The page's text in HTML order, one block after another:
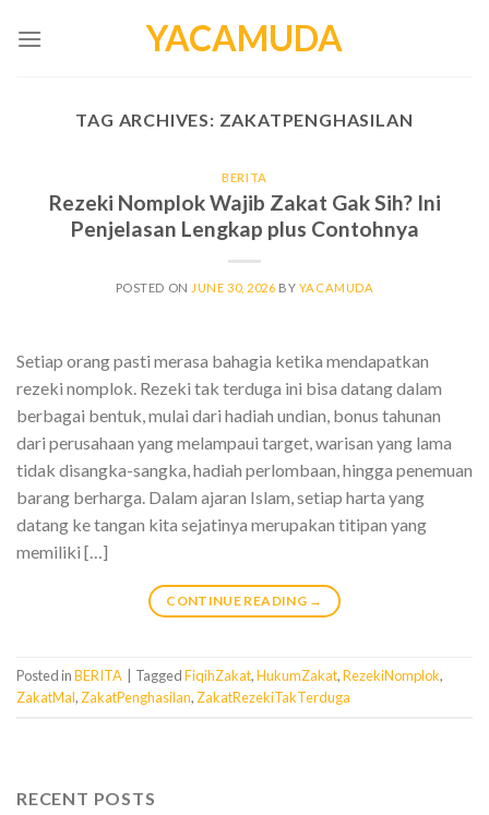
YACAMUDA
TAG ARCHIVES: ZAKATPENGHASILAN
BERITA
Rezeki Nomplok Wajib Zakat Gak Sih? Ini
Penjelasan Lengkap plus Contohnya
POSTED ON JUNE 30, 2026 BY YACAMUDA
Setiap orang pasti merasa bahagia ketika mendapatkan
rezeki nomplok. Rezeki tak terduga ini bisa datang dalam
berbagai bentuk, mulai dari hadiah undian, bonus tahunan
dari perusahaan yang melampaui target, warisan yang lama
tidak disangka-sangka, hadiah perlombaan, hingga penemuan
barang berharga. Dalam ajaran Islam, setiap harta yang
datang ke tangan kita sejatinya merupakan titipan yang
memiliki […]
CONTINUE READING →
Posted inBERITA TaggedFiqihZakat,HukumZakat,RezekiNomplok,
ZakatMal, ZakatPenghasilan, ZakatRezekiTakTerduga
RECENT POSTS